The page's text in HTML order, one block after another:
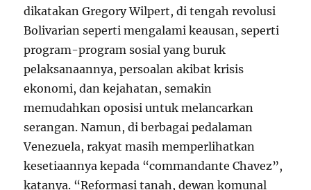
dikatakan Gregory Wilpert, di tengah revolusi
Bolivarian seperti mengalami keausan, seperti
program-program sosial yang buruk
pelaksanaannya, persoalan akibat krisis
ekonomi, dan kejahatan, semakin
memudahkan oposisi untuk melancarkan
serangan. Namun, di berbagai pedalaman
Venezuela, rakyat masih memperlihatkan
kesetiaannya kepada “commandante Chavez”,
katanya. “Reformasi tanah, dewan komunal